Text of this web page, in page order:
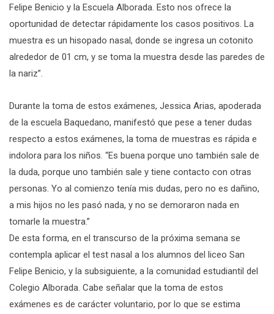
Felipe Benicio y la Escuela Alborada. Esto nos ofrece la
oportunidad de detectar rápidamente los casos positivos. La
muestra es un hisopado nasal, donde se ingresa un cotonito
alrededor de 01 cm, y se toma la muestra desde las paredes de
la nariz”.
Durante la toma de estos exámenes, Jessica Arias, apoderada
de la escuela Baquedano, manifestó que pese a tener dudas
respecto a estos exámenes, la toma de muestras es rápida e
indolora para los niños. “Es buena porque uno también sale de
la duda, porque uno también sale y tiene contacto con otras
personas. Yo al comienzo tenía mis dudas, pero no es dañino,
a mis hijos no les pasó nada, y no se demoraron nada en
tomarle la muestra.”
De esta forma, en el transcurso de la próxima semana se
contempla aplicar el test nasal a los alumnos del liceo San
Felipe Benicio, y la subsiguiente, a la comunidad estudiantil del
Colegio Alborada. Cabe señalar que la toma de estos
exámenes es de carácter voluntario, por lo que se estima